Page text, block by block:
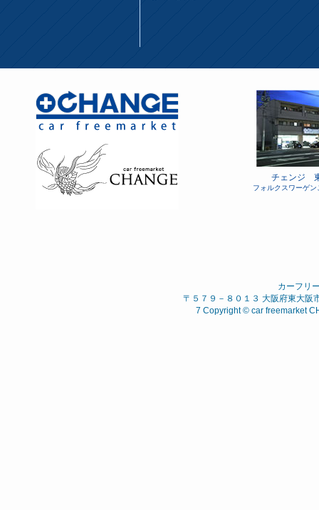
チェンジ
フォルクスワーゲ
カーフリ
〒５７９－８０１３ 大阪府東大
7 Copyright © car freemarket